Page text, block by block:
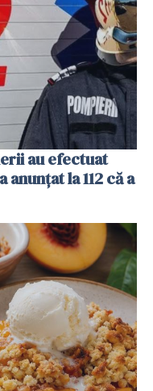
au efectuat
la 112 că a